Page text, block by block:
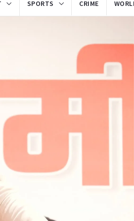
SPORTS CRIME